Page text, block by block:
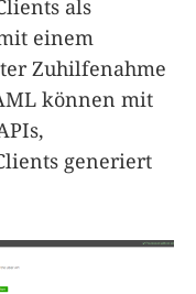
als
einem
Zuhilfenahme
können mit
generiert